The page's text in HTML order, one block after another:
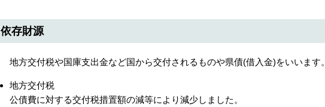
依存財源
地方交付税や国庫支出金など国から交付されるものや県債(借入金)をいいます。
地方交付税
公債費に対する交付税措置額の減等により減少しました。